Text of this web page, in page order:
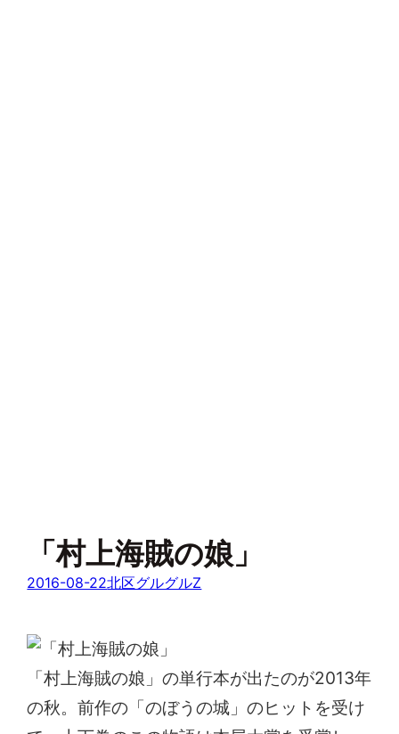
「村上海賊の娘」
2016-08-22北区グルグルZ
「村上海賊の娘」の単行本が出たのが2013年
の秋。前作の「のぼうの城」のヒットを受け